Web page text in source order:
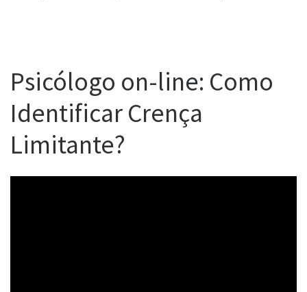
Psicólogo on-line: Como
Identificar Crença
Limitante?